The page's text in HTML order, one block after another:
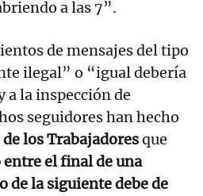
a las 7”.
de mensajes del tipo
ilegal” o “igual debería
a la inspección de
seguidores han hecho
los Trabajadoresque
entre el final de una
de la siguiente debe de